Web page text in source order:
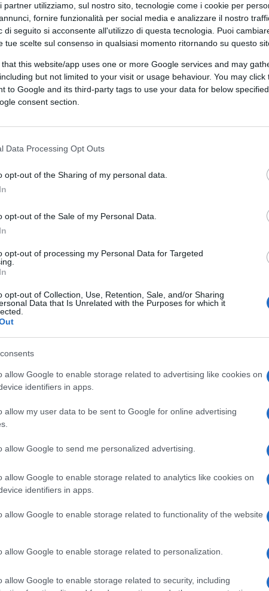
partner utilizziamo, sul nostro sito, tecnologie come i cookie per
fornire funzionalità per social media e analizzare il nostro
di seguito si acconsente all'utilizzo di questa tecnologia. Puoi
tue scelte sul consenso in qualsiasi momento ritornando su questo
that this website/app uses one or more Google services and may
but not limited to your visit or usage behaviour. You may click
to Google and its third-party tags to use your data for below
consent section.
Data Processing Opt Outs
opt-out of the Sharing of my personal data.
opt-out of the Sale of my Personal Data.
opt-out of processing my Personal Data for Targeted
opt-out of Collection, Use, Retention, Sale, and/or Sharing
Data that Is Unrelated with the Purposes for which it
allow Google to enable storage related to advertising like cookies on
identifiers in apps.
allow my user data to be sent to Google for online advertising
allow Google to send me personalized advertising.
allow Google to enable storage related to analytics like cookies on
identifiers in apps.
allow Google to enable storage related to functionality of the website
allow Google to enable storage related to personalization.
allow Google to enable storage related to security, including
di voler combattere un virus
rigore.
comunicato stampa emesso da parte
difesa dell’ambiente e la tutela dei diritti
“Di fatto l’esecutivo ha introdotto
prevedendo la sospensione dello
va adesso applicato sia a chi
istituendo la sospensione del
nei confronti degli aventi diritto che
pensione per quegli anziani che
versando contributi
Ma quello che appare strano è il fatto
a licenziare chi lavora”, quando si
da far partire una raccolta firme per
ricorso verrà presentato precisavano al
del green pass, in quanto in contrasto
di vaccinazione, con gravi
della Scuola, con una evidente